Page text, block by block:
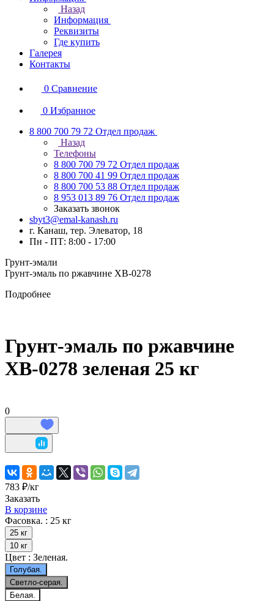
Назад
Информация
Реквизиты
Где купить
Галерея
Контакты
0 Сравнение
0 Избранное
8 800 700 79 72 Отдел продаж
Назад
Телефоны
8 800 700 79 72 Отдел продаж
8 800 700 41 99 Отдел продаж
8 800 700 53 88 Отдел продаж
8 953 013 89 76 Отдел продаж
Заказать звонок
sbyt3@emal-kanash.ru
г. Канаш, тер. Элеватор, 18
Пн - ПТ: 8:00 - 17:00
Грунт-эмали
Грунт-эмаль по ржавчине ХВ-0278
Подробнее
Грунт-эмаль по ржавчине
ХВ-0278 зеленая 25 кг
0
783 ₽/кг
Заказать
В корзине
Фасовка. : 25 кг
25 кг
10 кг
Цвет : Зеленая.
Голубая.
Светло-серая.
Белая.